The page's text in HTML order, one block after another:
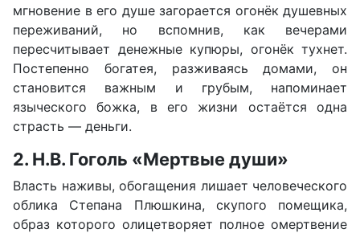
мгновение в его душе загорается огонёк душевных
переживаний, но вспомнив, как вечерами
пересчитывает денежные купюры, огонёк тухнет.
Постепенно богатея, разживаясь домами, он
становится важным и грубым, напоминает
языческого божка, в его жизни остаётся одна
страсть — деньги.
2. Н.В. Гоголь «Мертвые души»
Власть наживы, обогащения лишает человеческого
облика Степана Плюшкина, скупого помещика,
образ которого олицетворяет полное омертвение